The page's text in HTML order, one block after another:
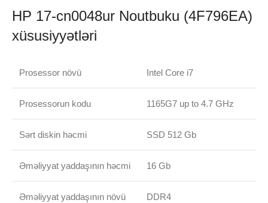
HP 17-cn0048ur Noutbuku (4F796EA)
xüsusiyyətləri
Prosessor növü Intel Core i7
Prosessorun kodu 1165G7 up to 4.7 GHz
Sərt diskin həcmi SSD 512 Gb
Əməliyyat yaddaşının həcmi 16 Gb
Əməliyyat yaddaşının növü DDR4